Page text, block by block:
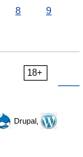
8
9
18+
Drupal,